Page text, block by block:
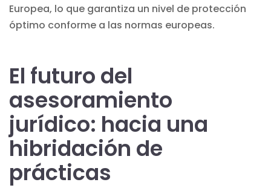
Europea, lo que garantiza un nivel de protección
óptimo conforme a las normas europeas.
El futuro del
asesoramiento
jurídico: hacia una
hibridación de
prácticas